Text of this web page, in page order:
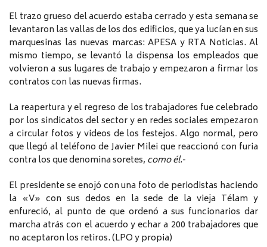
El trazo grueso del acuerdo estaba cerrado y esta semana se
levantaron las vallas de los dos edificios, que ya lucían en sus
marquesinas las nuevas marcas: APESA y RTA Noticias. Al
mismo tiempo, se levantó la dispensa los empleados que
volvieron a sus lugares de trabajo y empezaron a firmar los
contratos con las nuevas firmas.
La reapertura y el regreso de los trabajadores fue celebrado
por los sindicatos del sector y en redes sociales empezaron
a circular fotos y videos de los festejos. Algo normal, pero
que llegó al teléfono de Javier Milei que reaccionó con furia
contra los que denomina soretes, como él.-
El presidente se enojó con una foto de periodistas haciendo
la «V» con sus dedos en la sede de la vieja Télam y
enfureció, al punto de que ordenó a sus funcionarios dar
marcha atrás con el acuerdo y echar a 200 trabajadores que
no aceptaron los retiros. (LPO y propia)